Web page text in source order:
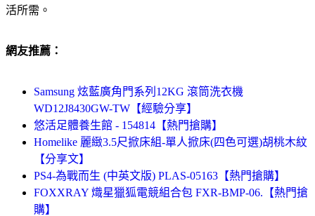
活所需。
網友推薦：
Samsung 炫藍廣角門系列12KG 滾筒洗衣機
WD12J8430GW-TW【經驗分享】
悠活足體養生館 - 154814【熱門搶購】
Homelike 麗緻3.5尺掀床組-單人掀床(四色可選)胡桃木紋
【分享文】
PS4-為戰而生 (中英文版) PLAS-05163【熱門搶購】
FOXXRAY 熾星獵狐電競組合包 FXR-BMP-06.【熱門搶
購】